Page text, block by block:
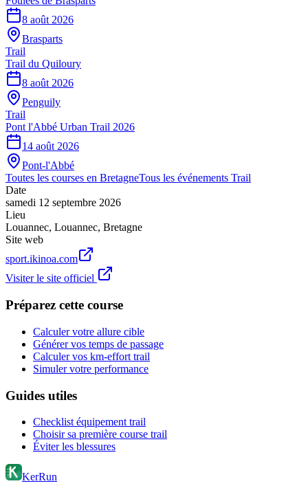
8 août 2026
Brasparts
Trail
Trail du Quiloury
8 août 2026
Penguily
Trail
Pont l'Abbé Urban Trail 2026
14 août 2026
Pont-l'Abbé
Toutes les courses en BretagneTous les événements Trail
Date
samedi 12 septembre 2026
Lieu
Louannec, Louannec, Bretagne
Site web
sport.ikinoa.com
Visiter le site officiel
Préparez cette course
Calculer votre allure cible
Générer vos temps de passage
Calculer vos km-effort trail
Simuler votre performance
Guides utiles
Checklist équipement trail
Choisir sa première course trail
Éviter les blessures
KerRun